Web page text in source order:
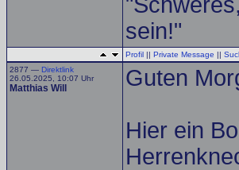
sein!"
Profil || Private Message ||
2877 — Direktlink
26.05.2025, 10:07 Uhr
Matthias Will Guten
Hier ein